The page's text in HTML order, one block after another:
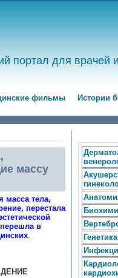
портал для врачей
фильмы
Истории
массу
масса тела,
перестала
в
.
Генетика